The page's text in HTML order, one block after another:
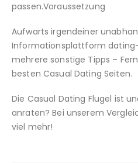
passen.Voraussetzung
Aufwarts irgendeiner
Informationsplattform
mehrere sonstige Tipps –
besten Casual Dating Seiten.
Die Casual Dating Flugel ist
anraten? Bei unserem
viel mehr!